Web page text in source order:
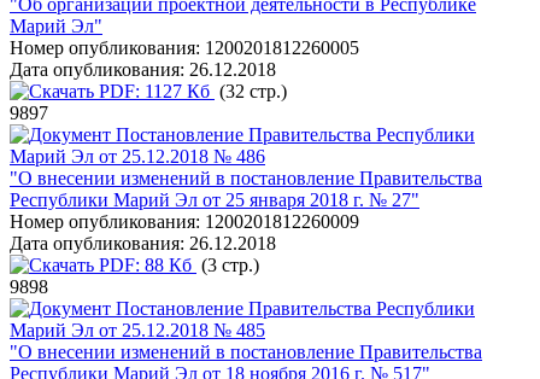
"Об организации проектной деятельности в Республике
Марий Эл"
Номер опубликования: 1200201812260005
Дата опубликования: 26.12.2018
PDF: 1127 Кб (32 стр.)
9897
Постановление Правительства Республики
Марий Эл от 25.12.2018 № 486
"О внесении изменений в постановление Правительства
Республики Марий Эл от 25 января 2018 г. № 27"
Номер опубликования: 1200201812260009
Дата опубликования: 26.12.2018
PDF: 88 Кб (3 стр.)
9898
Постановление Правительства Республики
Марий Эл от 25.12.2018 № 485
"О внесении изменений в постановление Правительства
Республики Марий Эл от 18 ноября 2016 г. № 517"